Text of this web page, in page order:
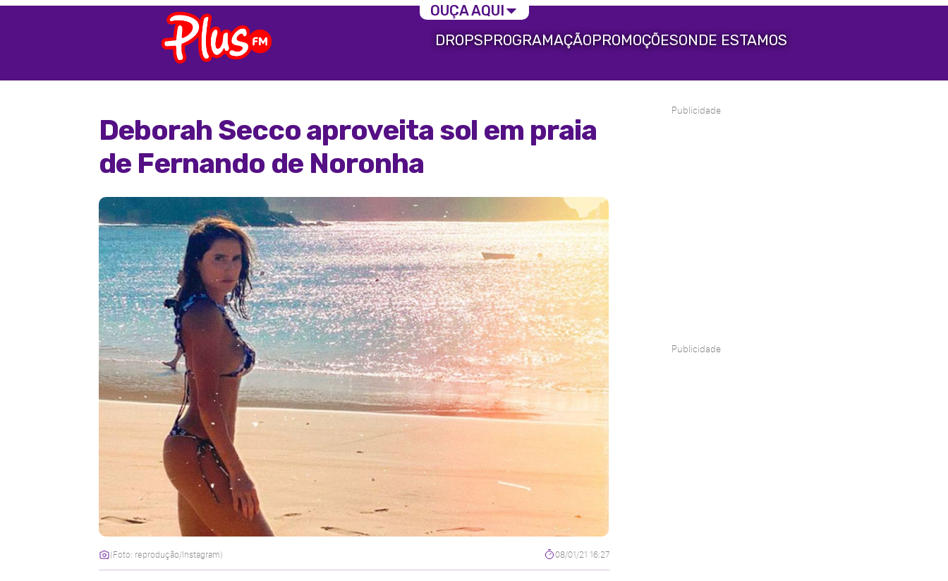
DROPSPROGRAMAÇÃOPROMOÇÕESONDE ESTAMOS
Deborah Secco aproveita sol em praia
de Fernando de Noronha
(Foto: reprodução/Instagram) 08/01/21 16:27
Publicidade
Publicidade
OUÇA AQUI